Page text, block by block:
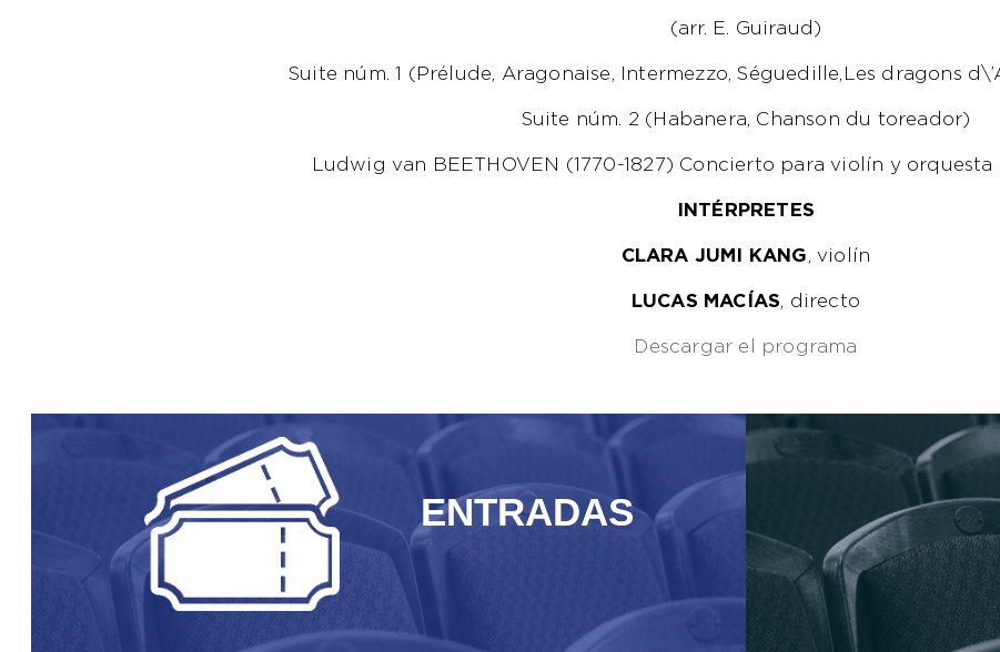
(arr. E. Guiraud)
Suite núm. 1 (Prélude, Aragonaise, Intermezzo, Séguedille,Les dragons
Suite núm. 2 (Habanera, Chanson du toreador)
Ludwig van BEETHOVEN (1770-1827) Concierto para violín y orquesta
INTÉRPRETES
CLARA JUMI KANG , violín
LUCAS MACÍAS, directo
Descargar el programa
ENTRADAS